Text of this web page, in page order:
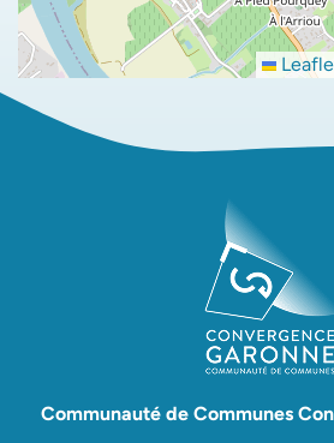
Communauté de Communes